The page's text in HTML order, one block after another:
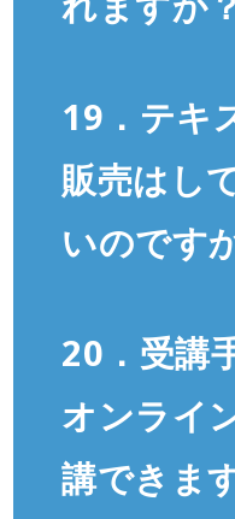
19．テキ
販売はし
いのです
20．受講
オンライ
講できま